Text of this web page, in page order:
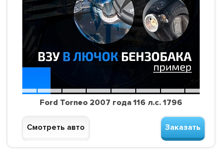
Ford Torneo 2007 года 116 л.с. 1796
Смотреть авто Заказать